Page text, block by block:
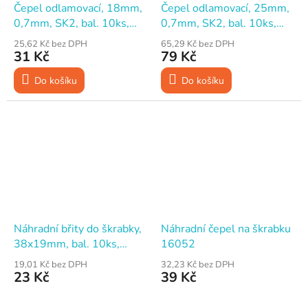
Čepel odlamovací, 18mm,
0,7mm, SK2, bal. 10ks,
FESTA
25,62 Kč bez DPH
31 Kč
Do košíku
Čepel odlamovací, 25mm,
0,7mm, SK2, bal. 10ks,
FESTA
65,29 Kč bez DPH
79 Kč
Do košíku
Náhradní břity do škrabky,
38x19mm, bal. 10ks,
FESTA
19,01 Kč bez DPH
23 Kč
Náhradní čepel na škrabku
16052
32,23 Kč bez DPH
39 Kč